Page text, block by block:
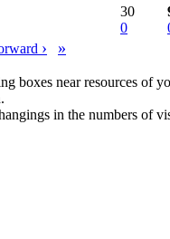
30
0
› »
boxes near resources of
in the numbers of